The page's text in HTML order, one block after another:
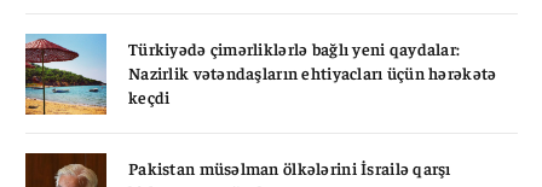
Türkiyədə çimərliklərlə bağlı yeni qaydalar:
Nazirlik vətəndaşların ehtiyacları üçün hərəkətə
keçdi
Pakistan müsəlman ölkələrini İsrailə qarşı